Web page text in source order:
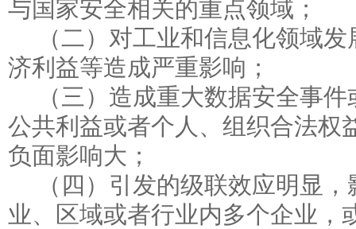
与国家安全相关的重点领域；
（二）对工业和信息化领域
济利益等造成严重影响；
（三）造成重大数据安全事
公共利益或者个人、组织合法权
负面影响大；
（四）引发的级联效应明显
业、区域或者行业内多个企业，